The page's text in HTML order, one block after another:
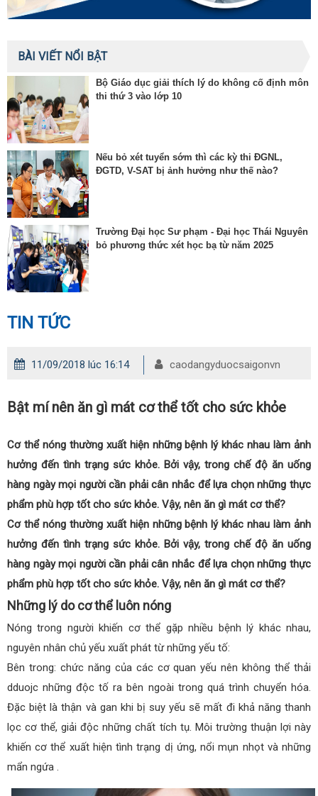
BÀI VIẾT NỔI BẬT
Bộ Giáo dục giải thích lý do không cố định môn
thi thứ 3 vào lớp 10
Nếu bỏ xét tuyển sớm thì các kỳ thi ĐGNL,
ĐGTD, V-SAT bị ảnh hưởng như thế nào?
Trường Đại học Sư phạm - Đại học Thái Nguyên
bỏ phương thức xét học bạ từ năm 2025
TIN TỨC
11/09/2018 lúc 16:14 caodangyduocsaigonvn
Bật mí nên ăn gì mát cơ thể tốt cho sức khỏe
Cơ thể nóng thường xuất hiện những bệnh lý khác nhau làm ảnh
hưởng đến tình trạng sức khỏe. Bởi vậy, trong chế độ ăn uống
hàng ngày mọi người cần phải cân nhắc để lựa chọn những thực
phẩm phù hợp tốt cho sức khỏe. Vậy, nên ăn gì mát cơ thể?
Cơ thể nóng thường xuất hiện những bệnh lý khác nhau làm ảnh
hưởng đến tình trạng sức khỏe. Bởi vậy, trong chế độ ăn uống
hàng ngày mọi người cần phải cân nhắc để lựa chọn những thực
phẩm phù hợp tốt cho sức khỏe. Vậy, nên ăn gì mát cơ thể?
Những lý do cơ thể luôn nóng
Nóng trong người khiến cơ thể gặp nhiều bệnh lý khác nhau,
nguyên nhân chủ yếu xuất phát từ những yếu tố:
Bên trong: chức năng của các cơ quan yếu nên không thể thải
dduojc những độc tố ra bên ngoài trong quá trình chuyển hóa.
Đặc biệt là thận và gan khi bị suy yếu sẽ mất đi khả năng thanh
lọc cơ thể, giải độc những chất tích tụ. Môi trường thuận lợi này
khiến cơ thể xuất hiện tình trạng dị ứng, nổi mụn nhọt và những
mẩn ngứa .